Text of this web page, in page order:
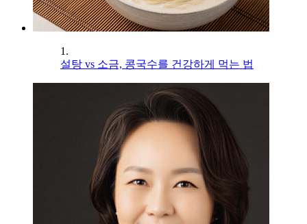
1.
설탕 vs 소금, 콩국수를 건강하게 먹는 법